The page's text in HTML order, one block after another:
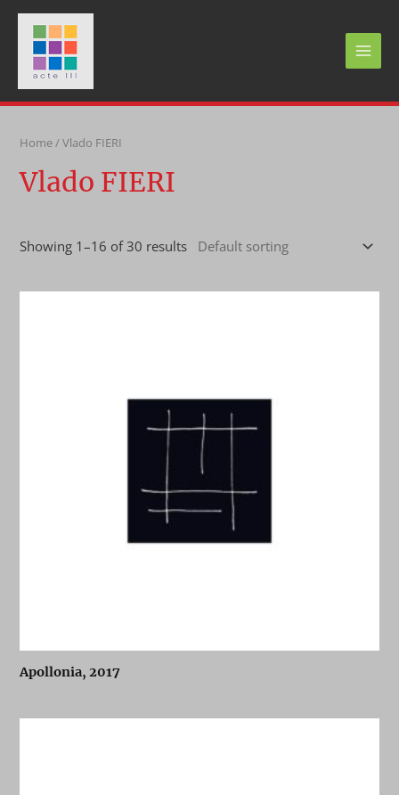
Skip
content
MAIN
Home/ Vlado FIERI
Vlado FIERI
Showing 1–16 of 30 results
Apollonia, 2017